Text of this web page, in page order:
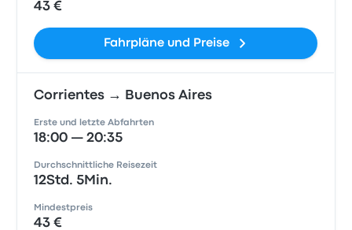
43 €
Fahrpläne und Preise
Corrientes → Buenos Aires
Erste und letzte Abfahrten
18:00 — 20:35
Durchschnittliche Reisezeit
12Std. 5Min.
Mindestpreis
43 €